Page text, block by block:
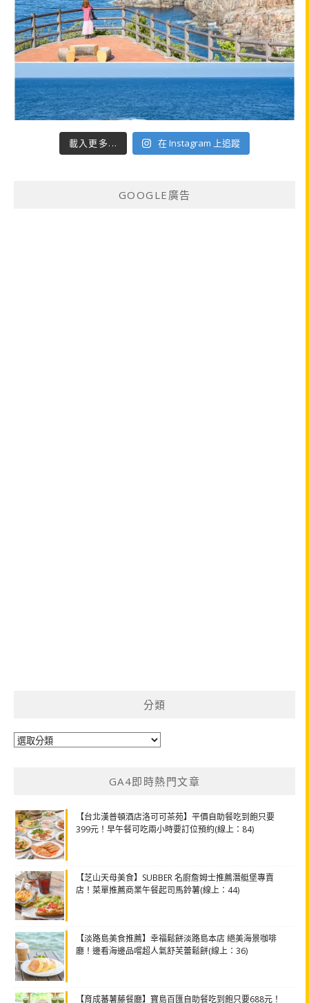
載入更多... 在 Instagram 上追蹤
GOOGLE廣告
分類
分
GA4即時熱門文章
【台北漢普頓酒店洛可可茶苑】平價自助餐吃到飽只要
399元！早午餐可吃兩小時要訂位預約(線上：84)
【芝山天母美食】SUBBER 名廚詹姆士推薦潛艇堡專賣
店！菜單推薦商業午餐起司馬鈴薯(線上：44)
【淡路島美食推薦】幸福鬆餅淡路島本店 絕美海景咖啡
廳！邊看海邊品嚐超人氣舒芙蕾鬆餅(線上：36)
【育成蕃薯藤餐廳】寶島百匯自助餐吃到飽只要688元！